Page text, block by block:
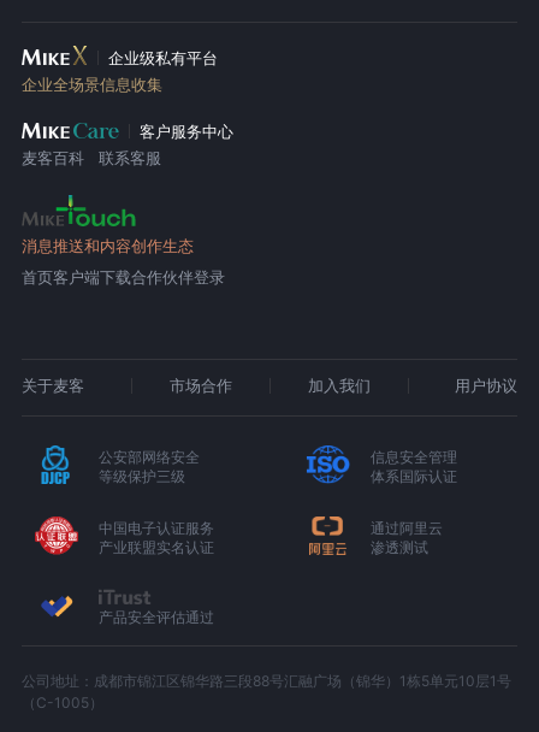
企业级私有平台
企业全场景信息收集
客户服务中心
麦客百科
联系客服
消息推送和内容创作生态
首页客户端下载合作伙伴登录
关于麦客 市场合作 加入我们 用户协议
公安部网络安全
等级保护三级
信息安全管理
体系国际认证
中国电子认证服务
产业联盟实名认证
通过阿里云
渗透测试
产品安全评估通过
公司地址：成都市锦江区锦华路三段88号汇融广场（锦华）1栋5单元10层1号
（C-1005）